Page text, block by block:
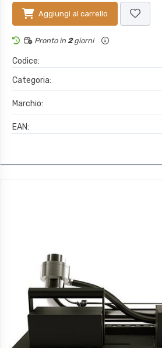
Aggiungi al carrello
Pronto in 2giorni
Codice:
Categoria:
Marchio:
EAN: